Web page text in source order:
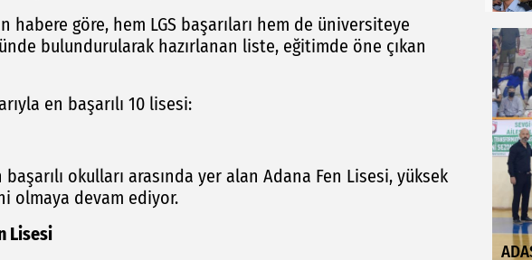
habere göre, hem LGS başarıları hem de üniversiteye
bulundurularak hazırlanan liste, eğitimde öne çıkan
en başarılı 10 lisesi:
başarılı okulları arasında yer alan Adana Fen Lisesi, yüksek
olmaya devam ediyor.
Lisesi